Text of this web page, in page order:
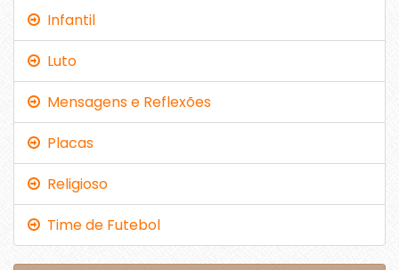
Infantil
Luto
Mensagens e Reflexões
Placas
Religioso
Time de Futebol